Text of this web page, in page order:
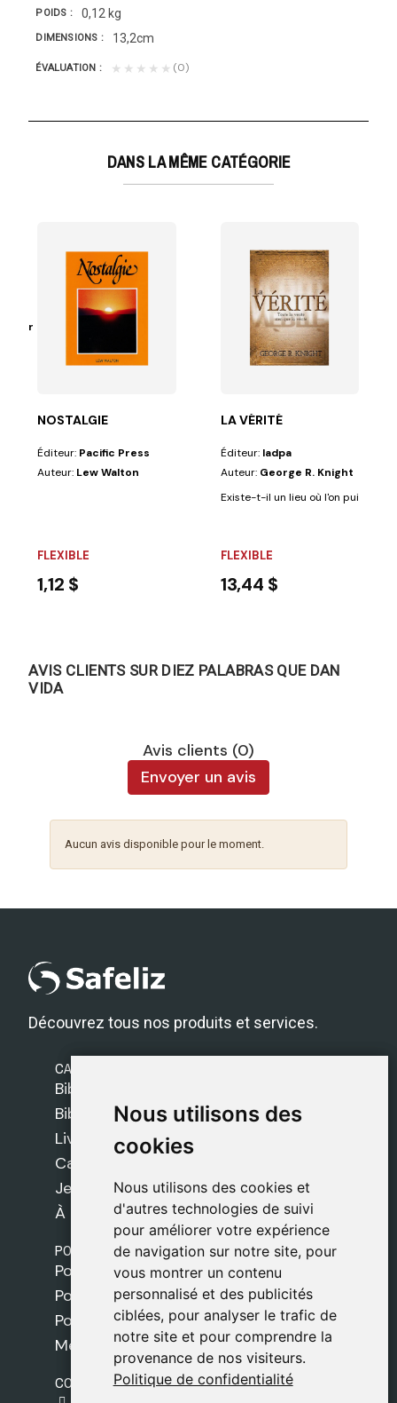
Nous utilisons des
cookies
Nous utilisons des cookies et
d'autres technologies de suivi
pour améliorer votre expérience
de navigation sur notre site, pour
vous montrer un contenu
personnalisé et des publicités
ciblées, pour analyser le trafic de
notre site et pour comprendre la
provenance de nos visiteurs.
Politique de confidentialité
Nous utilisons des
cookies
Nous utilisons des cookies et
d'autres technologies de suivi
pour améliorer votre expérience
de navigation sur notre site, pour
vous montrer un contenu
personnalisé et des publicités
ciblées, pour analyser le trafic de
notre site et pour comprendre la
provenance de nos visiteurs.
Politique de confidentialité
POIDS 0,12 kg
DIMENSIONS 13,2cm
ÉVALUATION ★★★★★ (0)
DANS LA MÊME CATÉGORIE
NOSTALGIE
Éditeur: Pacific Press
Auteur: Lew Walton
FLEXIBLE
1,12 $
LA VÉRITÉ
Éditeur: Iadpa
Auteur: George R. Knight
Existe-t-il un lieu où l'on puisse
FLEXIBLE
13,44 $
AVIS CLIENTS SUR DIEZ PALABRAS QUE DAN
VIDA
Avis clients (0)
Envoyer un avis
Aucun avis disponible pour le moment.
Découvrez tous nos produits et services.
CATÉGORIES
Bibles Safeliz
Bibles
Livres
Cadeaux
Jeux
À propos de nous
POLITIQUES
Politique de livraison
Politique de cookies
Politique de confidentialité
Mentions légales
CONTACT